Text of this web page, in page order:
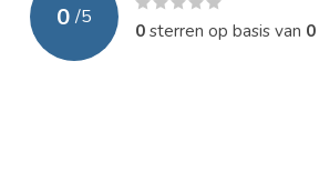
0 /5
0sterren op basis van 0